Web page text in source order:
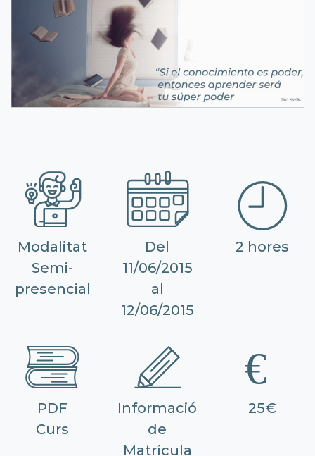
Modalitat
Semi-
presencial
Del
11/06/2015
al
12/06/2015
2 hores
PDF
Curs
Informació
de
Matrícula
25€